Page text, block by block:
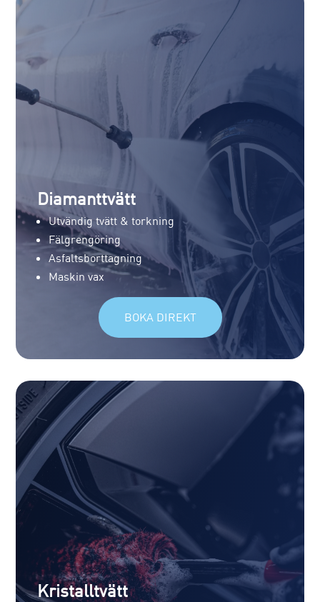
Diamanttvätt
Utvändig tvätt & torkning
Fälgrengöring
Asfaltsborttagning
Maskin vax
BOKA DIREKT
Kristalltvätt